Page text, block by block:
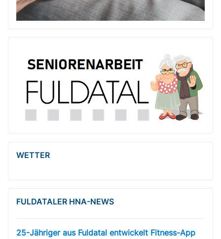
WETTER
FULDATALER HNA-NEWS
25-Jähriger aus Fuldatal entwickelt Fitness-App